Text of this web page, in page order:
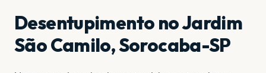
Desentupimento no Jardim
São Camilo, Sorocaba-SP